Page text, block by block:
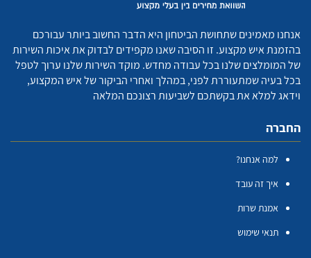
אנחנו מאמינים שתחושת הביטחון היא הדבר החשוב ביותר עבורכם
בהזמנת איש מקצוע. זו הסיבה שאנו מקפידים לבדוק את איכות השירות
של המומלצים שלנו בכל עבודה מחדש. מוקד השירות שלנו ערוך לטפל
בכל בעיה שמתעוררת לפני, במהלך ואחרי הביקור של איש המקצוע,
וידאג למלא את בקשתכם לשביעות רצונכם המלאה
החברה
למה אנחנו?
איך זה עובד
אמנת שרות
תנאי שימוש